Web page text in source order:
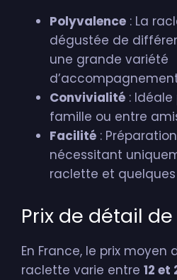
Polyvalence : La
dégustée de
une grande variété
Convivialité :
famille ou entre
Facilité :
nécessitant
raclette et
Prix de détail
En France, le prix moyen
raclette varie entre 12